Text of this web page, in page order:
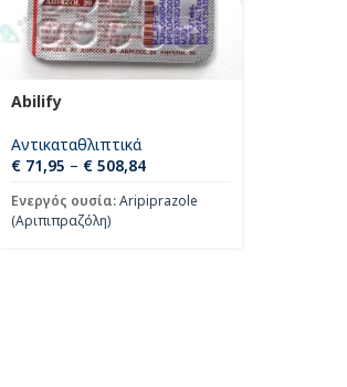
Abilify
Αντικαταθλιπτικά
€ 71,95 – € 508,84
Ενεργός ουσία:Aripiprazole
(Αριπιπραζόλη)